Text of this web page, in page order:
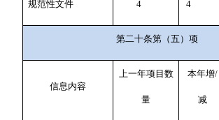
规范性文件 4 4
第二十条第（五）项
信息内容
上一年项目数
量
本年增/
减